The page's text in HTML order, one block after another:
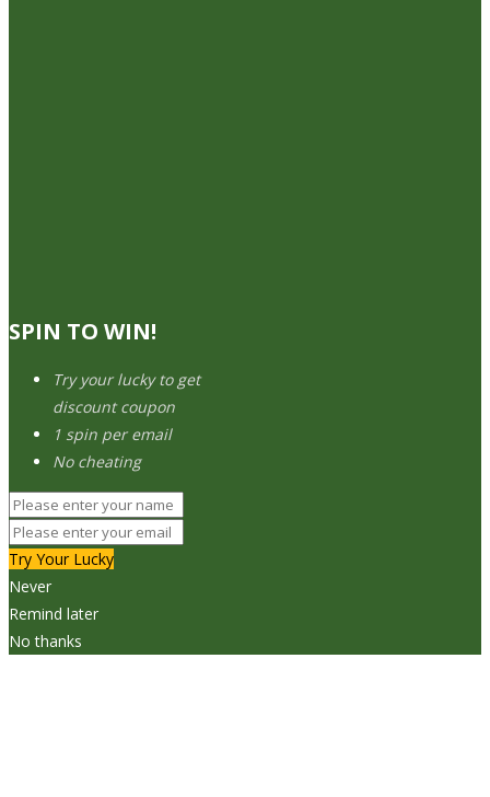
SPIN TO WIN!
Try your lucky to get
discount coupon
1 spin per email
No cheating
Try Your Lucky
Never
Remind later
No thanks